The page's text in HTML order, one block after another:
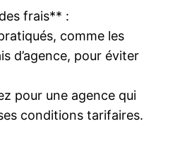
frais** :
comme les
d’agence, pour éviter
pour une agence qui
conditions tarifaires.